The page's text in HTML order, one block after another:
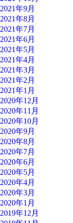
2021年9月
2021年8月
2021年7月
2021年6月
2021年5月
2021年4月
2021年3月
2021年2月
2021年1月
2020年12月
2020年11月
2020年10月
2020年9月
2020年8月
2020年7月
2020年6月
2020年5月
2020年4月
2020年3月
2020年1月
2019年12月